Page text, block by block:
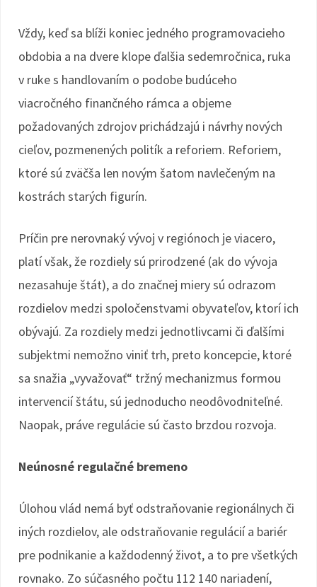
Vždy, keď sa blíži koniec jedného programovacieho
obdobia a na dvere klope ďalšia sedemročnica, ruka
v ruke s handlovaním o podobe budúceho
viacročného finančného rámca a objeme
požadovaných zdrojov prichádzajú i návrhy nových
cieľov, pozmenených politík a reforiem. Reforiem,
ktoré sú zväčša len novým šatom navlečeným na
kostrách starých figurín.
Príčin pre nerovnaký vývoj v regiónoch je viacero,
platí však, že rozdiely sú prirodzené (ak do vývoja
nezasahuje štát), a do značnej miery sú odrazom
rozdielov medzi spoločenstvami obyvateľov, ktorí ich
obývajú. Za rozdiely medzi jednotlivcami či ďalšími
subjektmi nemožno viniť trh, preto koncepcie, ktoré
sa snažia „vyvažovať“ tržný mechanizmus formou
intervencií štátu, sú jednoducho neodôvodniteľné.
Naopak, práve regulácie sú často brzdou rozvoja.
Neúnosné regulačné bremeno
Úlohou vlád nemá byť odstraňovanie regionálnych či
iných rozdielov, ale odstraňovanie regulácií a bariér
pre podnikanie a každodenný život, a to pre všetkých
rovnako. Zo súčasného počtu 112 140 nariadení,